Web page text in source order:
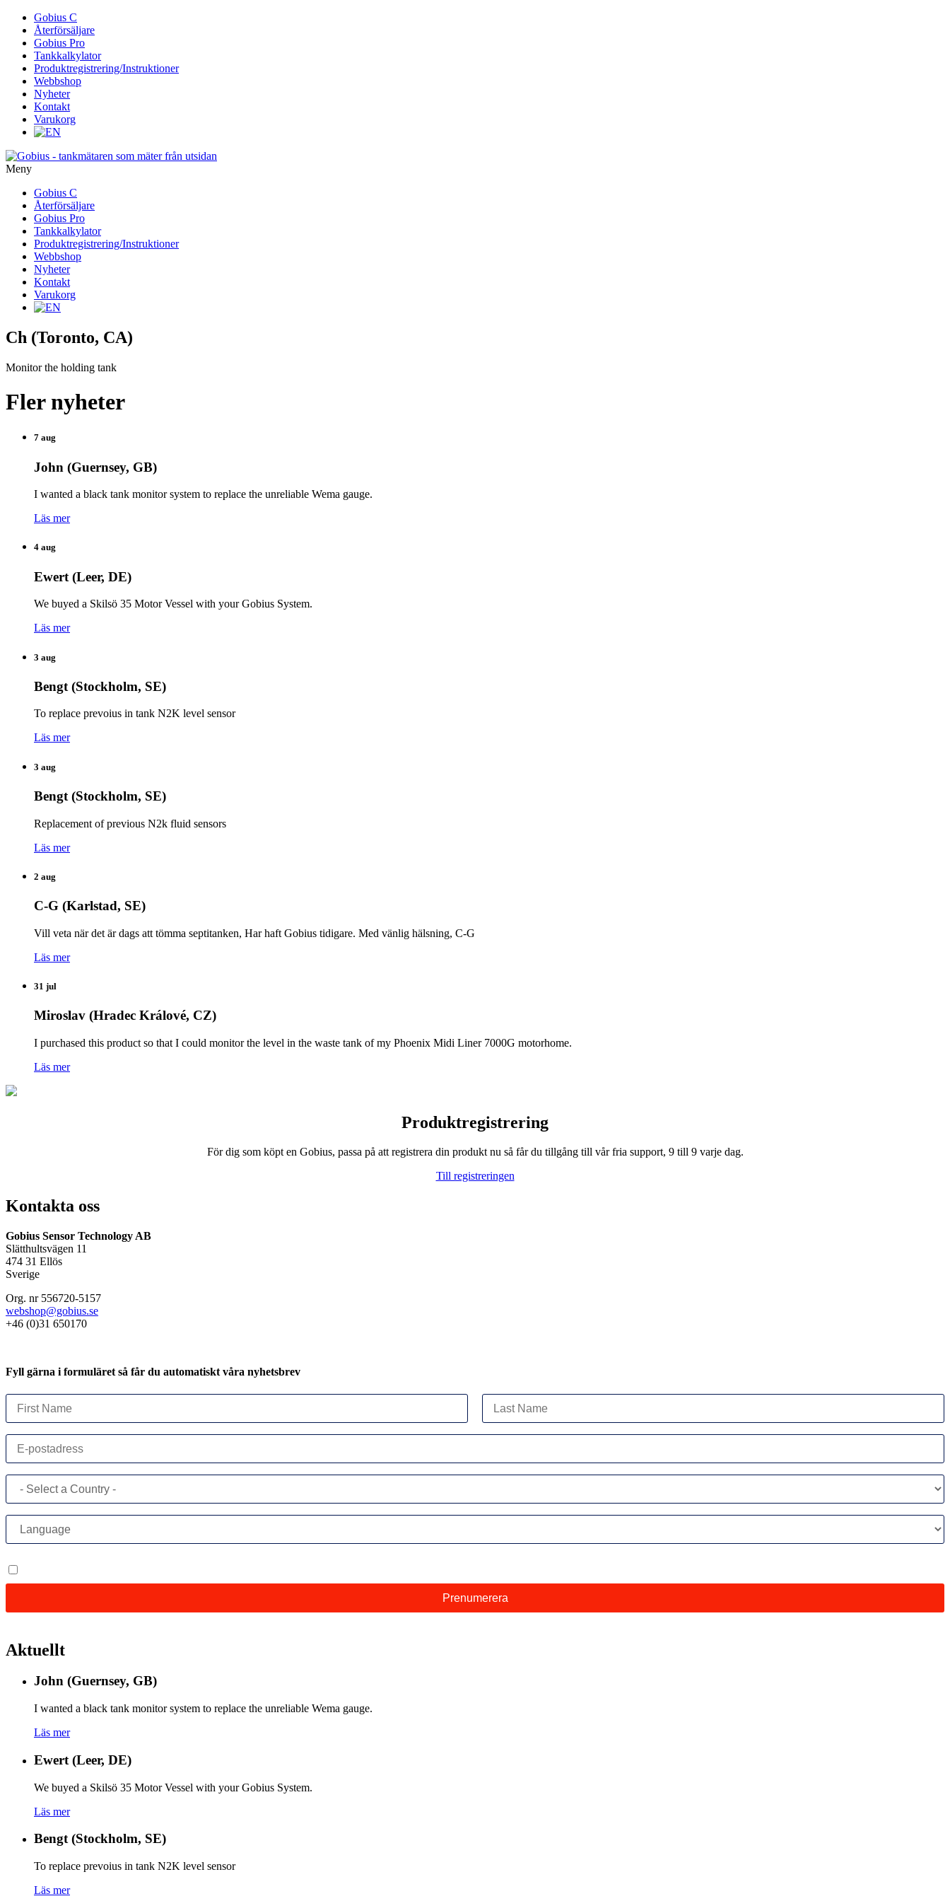
vidare
innehåll
Gobius C
Återförsäljare
Gobius Pro
Tankkalkylator
Produktregistrering/Instruktioner
Webbshop
Nyheter
Kontakt
Varukorg
Meny
vidare
innehåll
Gobius C
Återförsäljare
Gobius Pro
Tankkalkylator
Produktregistrering/Instruktioner
Webbshop
Nyheter
Kontakt
Varukorg
Ch (Toronto, CA)
Monitor the holding tank
Fler nyheter
7 aug
John (Guernsey, GB)
I wanted a black tank monitor system to replace the unreliable Wema gauge.
Läs mer
4 aug
Ewert (Leer, DE)
We buyed a Skilsö 35 Motor Vessel with your Gobius System.
Läs mer
3 aug
Bengt (Stockholm, SE)
To replace prevoius in tank N2K level sensor
Läs mer
3 aug
Bengt (Stockholm, SE)
Replacement of previous N2k fluid sensors
Läs mer
2 aug
C-G (Karlstad, SE)
Vill veta när det är dags att tömma septitanken, Har haft Gobius tidigare. Med vänlig hälsning, C-G
Läs mer
31 jul
Miroslav (Hradec Králové, CZ)
I purchased this product so that I could monitor the level in the waste tank of my Phoenix Midi Liner 7000G motorhome.
Läs mer
Produktregistrering
För dig som köpt en Gobius, passa på att registrera din produkt nu så får du tillgång till vår fria support, 9 till 9 varje dag.
Till registreringen
Kontakta oss
Gobius Sensor Technology AB
Slätthultsvägen 11
474 31 Ellös
Sverige
Org. nr 556720-5157
webshop@gobius.se
+46 (0)31 650170
Fyll gärna i formuläret så får du automatiskt våra nyhetsbrev
Aktuellt
John (Guernsey, GB)
I wanted a black tank monitor system to replace the unreliable Wema gauge.
Läs mer
Ewert (Leer, DE)
We buyed a Skilsö 35 Motor Vessel with your Gobius System.
Läs mer
Bengt (Stockholm, SE)
To replace prevoius in tank N2K level sensor
Läs mer